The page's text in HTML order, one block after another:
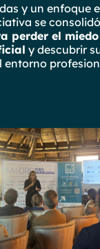
y un enfoque
se
perder el
y descubrir
entorno